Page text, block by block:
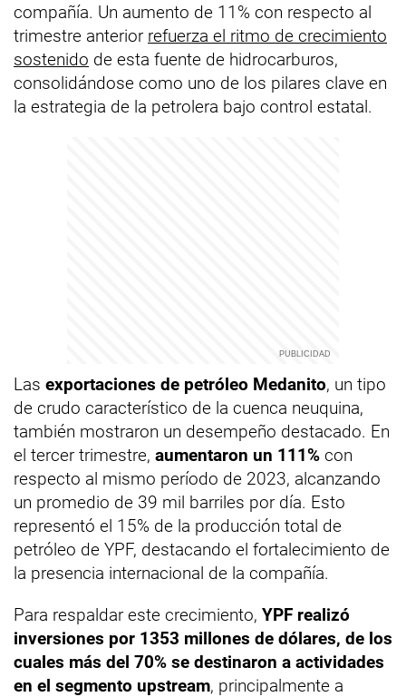
compañía. Un aumento de 11% con respecto al
trimestre anterior refuerza el ritmo de crecimiento
sostenido de esta fuente de hidrocarburos,
consolidándose como uno de los pilares clave en
la estrategia de la petrolera bajo control estatal.
Las exportaciones de petróleo Medanito, un tipo
de crudo característico de la cuenca neuquina,
también mostraron un desempeño destacado. En
el tercer trimestre, aumentaron un 111% con
respecto al mismo período de 2023, alcanzando
un promedio de 39 mil barriles por día. Esto
representó el 15% de la producción total de
petróleo de YPF, destacando el fortalecimiento de
la presencia internacional de la compañía.
Para respaldar este crecimiento, YPF realizó
inversiones por 1353 millones de dólares, de los
cuales más del 70% se destinaron a actividades
en el segmento upstream, principalmente a